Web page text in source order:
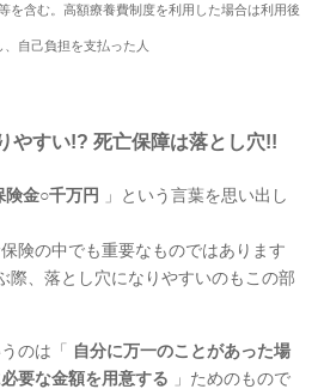
を含む。高額療養費制度を利用した場合は利用後
自己負担を支払った人
やすい!? 死亡保障は落とし穴!!
険金○千万円
」という言葉を思い出し
険の中でも重要なものではあります
際、落とし穴になりやすいのもこの部
のは「
自分に万一のことがあった場
要な金額を用意する
」ためのもので